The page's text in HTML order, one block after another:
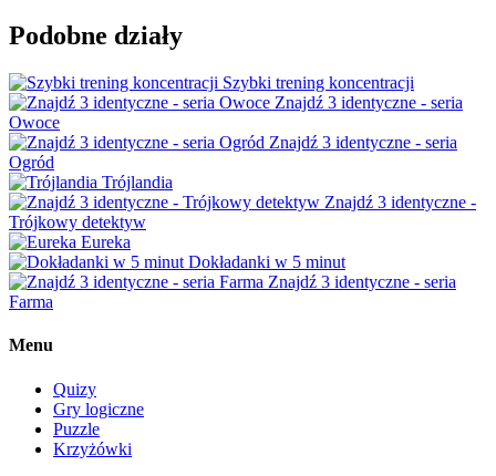
Podobne działy
Szybki trening koncentracji
Znajdź 3 identyczne - seria
Owoce
Znajdź 3 identyczne - seria
Ogród
Trójlandia
Znajdź 3 identyczne -
Trójkowy detektyw
Eureka
Dokładanki w 5 minut
Znajdź 3 identyczne - seria
Farma
Menu
Quizy
Gry logiczne
Puzzle
Krzyżówki